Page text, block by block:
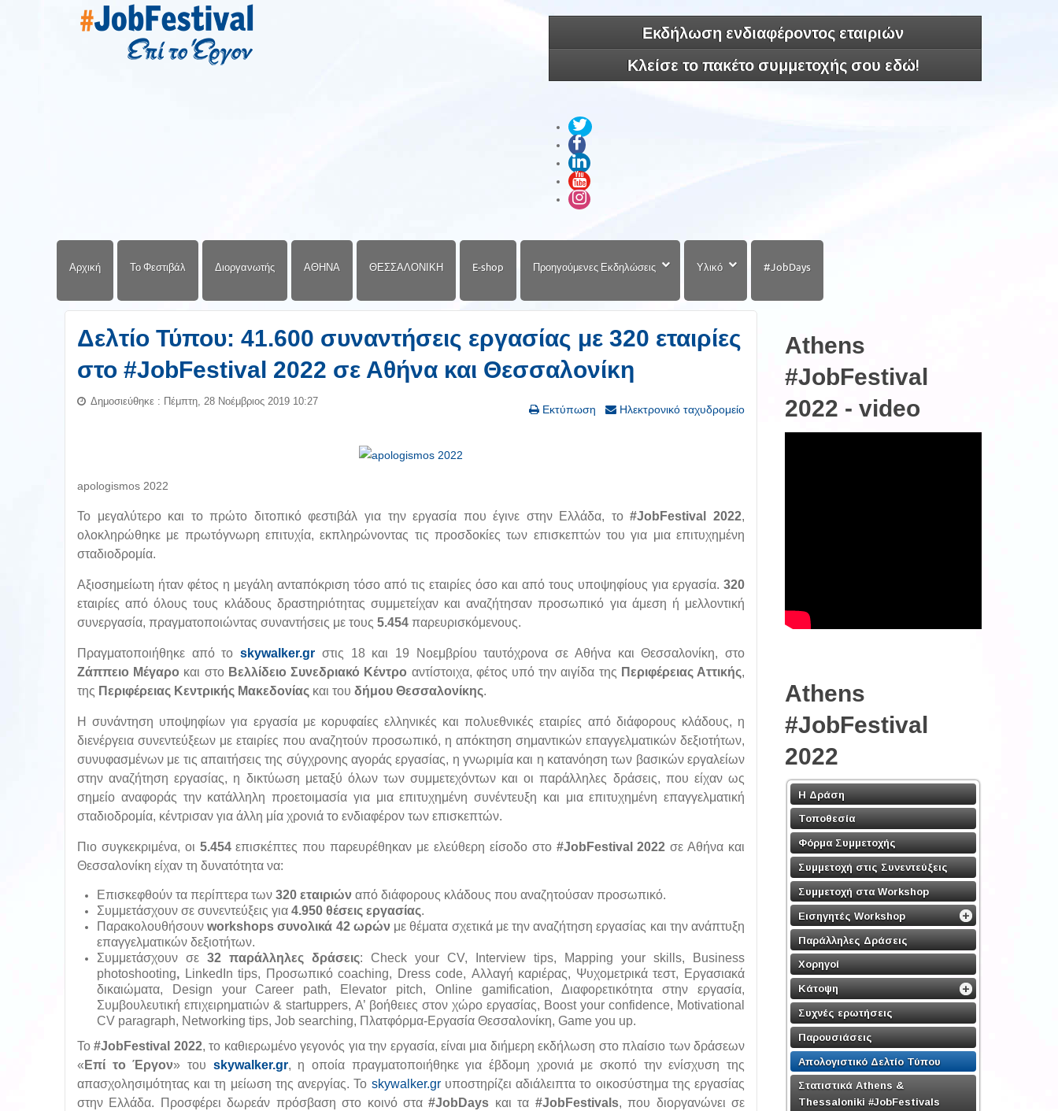
Εκδήλωση ενδιαφέροντος εταιριών
Κλείσε το πακέτο συμμετοχής σου εδώ!
Αρχική Το Φεστιβάλ Διοργανωτής ΑΘΗΝΑ ΘΕΣΣΑΛΟΝΙΚΗ E-shop Προηγούμενες Εκδηλώσεις Υλικό #JobDays
Δελτίο Τύπου: 41.600 συναντήσεις εργασίας με 320 εταιρίες
στο #JobFestival 2022 σε Αθήνα και Θεσσαλονίκη
Εκτύπωση Ηλεκτρονικό ταχυδρομείο
Δημοσιεύθηκε : Πέμπτη, 28 Νοέμβριος 2019 10:27
apologismos 2022
Το μεγαλύτερο και το πρώτο διτοπικό φεστιβάλ για την εργασία που έγινε στην Ελλάδα, το#JobFestival 2022,
ολοκληρώθηκε με πρωτόγνωρη επιτυχία, εκπληρώνοντας τις προσδοκίες των επισκεπτών του για μια επιτυχημένη
σταδιοδρομία.
Αξιοσημείωτη ήταν φέτος η μεγάλη ανταπόκριση τόσο από τις εταιρίες όσο και από τους υποψηφίους για εργασία. 320
εταιρίες από όλους τους κλάδους δραστηριότητας συμμετείχαν και αναζήτησαν προσωπικό για άμεση ή μελλοντική
συνεργασία, πραγματοποιώντας συναντήσεις με τους 5.454 παρευρισκόμενους.
Πραγματοποιήθηκε από τοskywalker.gr στις 18 και 19 Νοεμβρίου ταυτόχρονα σε Αθήνα και Θεσσαλονίκη, στο
Ζάππειο Μέγαρο και στο Βελλίδειο Συνεδριακό Κέντρο αντίστοιχα, φέτος υπό την αιγίδα της Περιφέρειας Αττικής,
της Περιφέρειας Κεντρικής Μακεδονίας και του δήμου Θεσσαλονίκης.
H συνάντηση υποψηφίων για εργασία με κορυφαίες ελληνικές και πολυεθνικές εταιρίες από διάφορους κλάδους, η
διενέργεια συνεντεύξεων με εταιρίες που αναζητούν προσωπικό, η απόκτηση σημαντικών επαγγελματικών δεξιοτήτων,
συνυφασμένων με τις απαιτήσεις της σύγχρονης αγοράς εργασίας, η γνωριμία και η κατανόηση των βασικών εργαλείων
στην αναζήτηση εργασίας, η δικτύωση μεταξύ όλων των συμμετεχόντων και οι παράλληλες δράσεις, που είχαν ως
σημείο αναφοράς την κατάλληλη προετοιμασία για μια επιτυχημένη συνέντευξη και μια επιτυχημένη επαγγελματική
σταδιοδρομία, κέντρισαν για άλλη μία χρονιά το ενδιαφέρον των επισκεπτών.
Πιο συγκεκριμένα, οι 5.454επισκέπτες που παρευρέθηκαν με ελεύθερη είσοδο στο #JobFestival 2022σε Αθήνα και
Θεσσαλονίκη είχαν τη δυνατότητα να:
Επισκεφθούν τα περίπτερα των 320 εταιριών από διάφορους κλάδους που αναζητούσαν προσωπικό.
Συμμετάσχουν σε συνεντεύξεις για 4.950 θέσεις εργασίας.
Παρακολουθήσουνworkshops συνολικά 42 ωρών με θέματα σχετικά με την αναζήτηση εργασίας και την ανάπτυξη
επαγγελματικών δεξιοτήτων.
Συμμετάσχουν σε 32 παράλληλες δράσεις: Check your CV, Interview tips, Mapping your skills, Business
photoshooting, LinkedIn tips, Προσωπικό coaching, Dress code, Αλλαγή καριέρας, Ψυχομετρικά τεστ, Εργασιακά
δικαιώματα, Design your Career path, Elevator pitch, Online gamification, Διαφορετικότητα στην εργασία,
Συμβουλευτική επιχειρηματιών & startuppers, Α’ βοήθειες στον χώρο εργασίας, Boost your confidence, Motivational
CV paragraph, Networking tips, Job searching, Πλατφόρμα-Εργασία Θεσσαλονίκη, Game you up.
Το#JobFestival 2022, το καθιερωμένο γεγονός για την εργασία, είναι μια διήμερη εκδήλωση στο πλαίσιο των δράσεων
« Επί το Έργον» του skywalker.gr, η οποία πραγματοποιήθηκε για έβδομη χρονιά με σκοπό την ενίσχυση της
απασχολησιμότητας και τη μείωση της ανεργίας. Το skywalker.grυποστηρίζει αδιάλειπτα το οικοσύστημα της εργασίας
στην Ελλάδα. Προσφέρει δωρεάν πρόσβαση στο κοινό στα#JobDays και τα #JobFestivals, που διοργανώνει σε
Athens
#JobFestival
2022 - video
Athens
#JobFestival
2022
Η Δράση
Τοποθεσία
Φόρμα Συμμετοχής
Συμμετοχή στις Συνεντεύξεις
Συμμετοχή στα Workshop
Εισηγητές Workshop
Παράλληλες Δράσεις
Χορηγοί
Κάτοψη
Συχνές ερωτήσεις
Παρουσιάσεις
Απολογιστικό Δελτίο Τύπου
Στατιστικά Athens &
Thessaloniki #JobFestivals